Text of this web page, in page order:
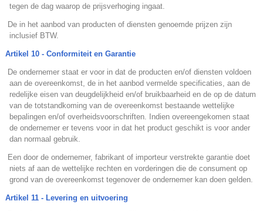
tegen de dag waarop de prijsverhoging ingaat.
De in het aanbod van producten of diensten genoemde prijzen zijn
inclusief BTW.
Artikel 10 - Conformiteit en Garantie
De ondernemer staat er voor in dat de producten en/of diensten voldoen
aan de overeenkomst, de in het aanbod vermelde specificaties, aan de
redelijke eisen van deugdelijkheid en/of bruikbaarheid en de op de datum
van de totstandkoming van de overeenkomst bestaande wettelijke
bepalingen en/of overheidsvoorschriften. Indien overeengekomen staat
de ondernemer er tevens voor in dat het product geschikt is voor ander
dan normaal gebruik.
Een door de ondernemer, fabrikant of importeur verstrekte garantie doet
niets af aan de wettelijke rechten en vorderingen die de consument op
grond van de overeenkomst tegenover de ondernemer kan doen gelden.
Artikel 11 - Levering en uitvoering